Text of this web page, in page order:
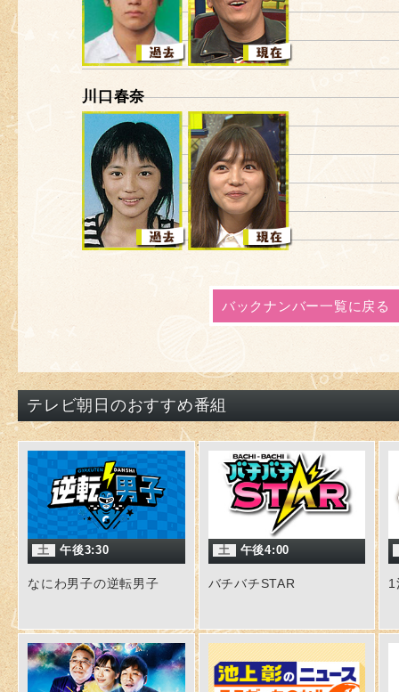
川口春奈
バックナンバー一覧に戻る
テレビ朝日のおすすめ番組
土 午後3:30
なにわ男子の逆転男子
土 午後4:00
バチバチSTAR 1